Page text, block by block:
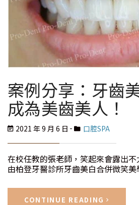
案例分享：牙齒
成為美齒美人！
2021 年 9 月 6 日 口腔SPA
在校任教的張老師，笑起來會露出
由柏登牙醫診所牙齒美白合併微笑
CONTINUE READING